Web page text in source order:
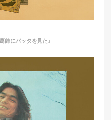
飾にバッタを見た』